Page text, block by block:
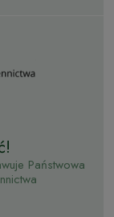
Państwowa